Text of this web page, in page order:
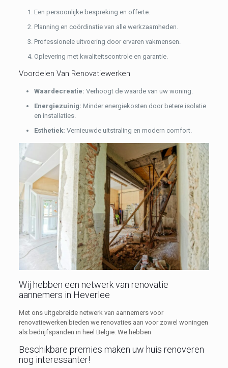
Een persoonlijke bespreking en offerte.
Planning en coördinatie van alle werkzaamheden.
Professionele uitvoering door ervaren vakmensen.
Oplevering met kwaliteitscontrole en garantie.
Voordelen Van Renovatiewerken
Waardecreatie: Verhoogt de waarde van uw woning.
Energiezuinig: Minder energiekosten door betere isolatie
en installaties.
Esthetiek: Vernieuwde uitstraling en modern comfort.
Wij hebben een netwerk van renovatie
aannemers in Heverlee
Met ons uitgebreide netwerk van aannemers voor
renovatiewerken bieden we renovaties aan voor zowel woningen
als bedrijfspanden in heel België. We hebben
Beschikbare premies maken uw huis renoveren
nog interessanter!